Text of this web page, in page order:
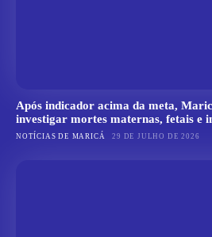
Após indicador acima da meta,
investigar mortes maternas, fetais e
NOTÍCIAS DE MARICÁ 29 DE JULHO DE 2026